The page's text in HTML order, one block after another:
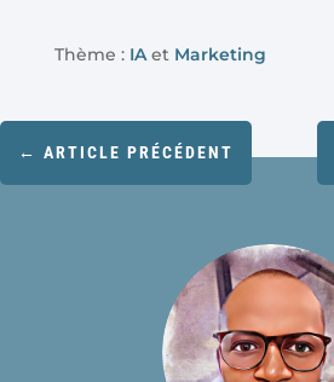
Thème : IAet Marketing
← ARTICLE PRÉCÉDENT